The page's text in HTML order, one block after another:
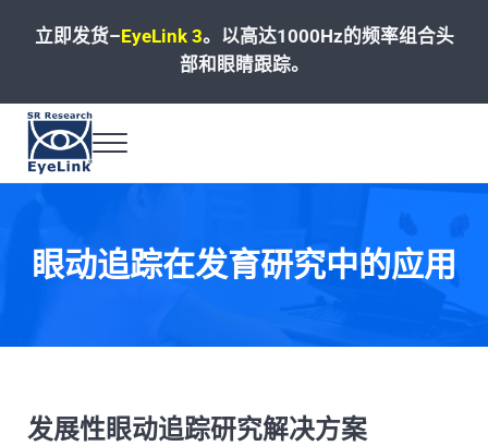
立即发货– EyeLink 3。 以高达1000Hz的频率组合头
部和眼睛跟踪。
高速、精准和可靠的眼动追踪解决方案
Menu
眼动追踪在发育研究中的应用
发展性眼动追踪研究解决方案